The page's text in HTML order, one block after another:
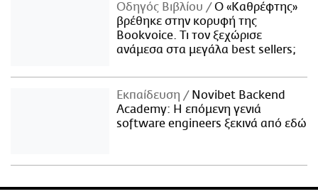
Οδηγός Βιβλίου
Ο «Καθρέφτης»
βρέθηκε στην κορυφή της
Bookvoice. Τι τον ξεχώρισε
ανάμεσα στα μεγάλα best sellers;
Εκπαίδευση
Novibet Backend
Academy: Η επόμενη γενιά
software engineers ξεκινά από εδώ